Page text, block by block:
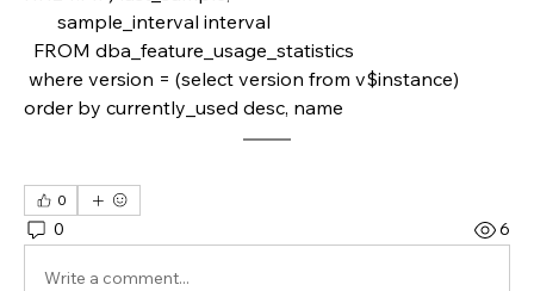
       sample_interval interval
  FROM dba_feature_usage_statistics
where version = (select version from v$instance)
order by currently_used desc, name
0
0 6
Write a comment...